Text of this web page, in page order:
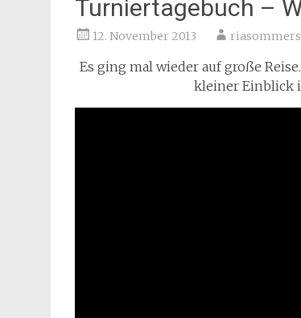
Turniertagebuch –
12. November 2013
Es ging mal wieder auf große
kleiner Einblick